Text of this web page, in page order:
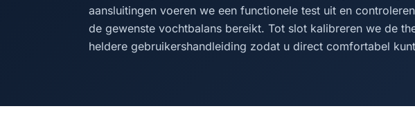
aansluitingen voeren we een functionele test uit en
de gewenste vochtbalans bereikt. Tot slot kalibreren we de
heldere gebruikershandleiding zodat u direct comfortabel